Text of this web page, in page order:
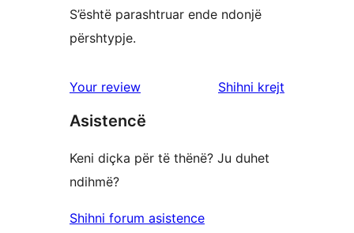
S’është parashtruar ende ndonjë
përshtypje.
Your review Shihni krejt
Asistencë
Keni diçka për të thënë? Ju duhet
ndihmë?
Shihni forum asistence